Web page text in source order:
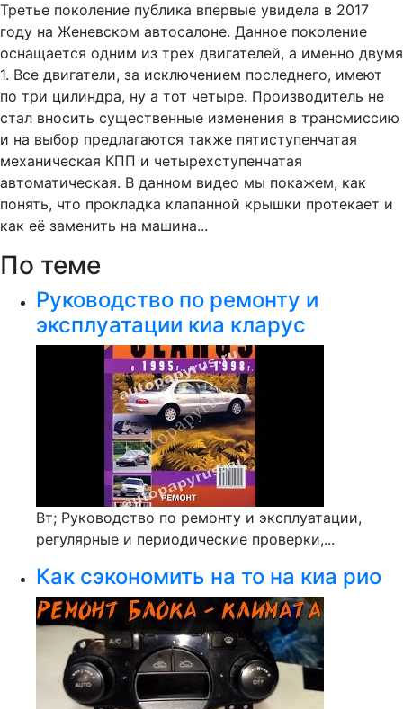
Третье поколение публика впервые увидела в 2017
году на Женевском автосалоне. Данное поколение
оснащается одним из трех двигателей, а именно двумя
1. Все двигатели, за исключением последнего, имеют
по три цилиндра, ну а тот четыре. Производитель не
стал вносить существенные изменения в трансмиссию
и на выбор предлагаются также пятиступенчатая
механическая КПП и четырехступенчатая
автоматическая. В данном видео мы покажем, как
понять, что прокладка клапанной крышки протекает и
как её заменить на машина...
По теме
Руководство по ремонту и
эксплуатации киа кларус
Вт; Руководство по ремонту и эксплуатации,
регулярные и периодические проверки,...
Как сэкономить на то на киа рио